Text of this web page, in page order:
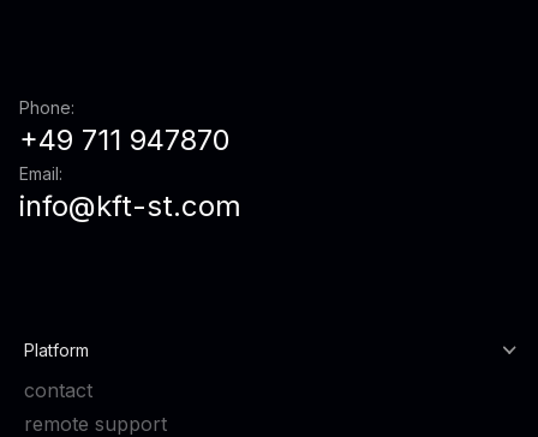
Phone:
+49 711 947870
Email:
info@kft-st.com
Platform
contact
remote support